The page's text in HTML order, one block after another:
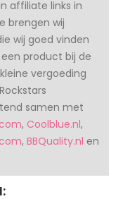
affiliate links in
brengen wij
wij goed vinden
product bij de
vergoeding
samen met
, Coolblue.nl,
, BBQuality.nl en